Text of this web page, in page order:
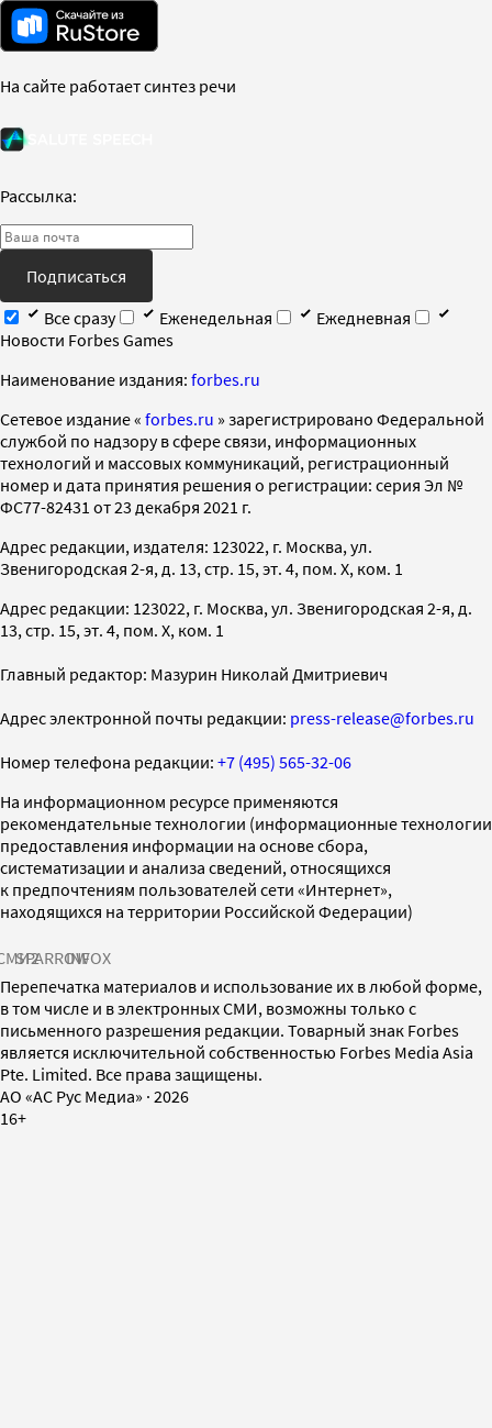
На сайте работает синтез речи
Рассылка:
Подписаться
Все сразу
Еженедельная
Ежедневная
Новости Forbes Games
Наименование издания: forbes.ru
Cетевое издание « forbes.ru » зарегистрировано Федеральной
службой по надзору в сфере связи, информационных
технологий и массовых коммуникаций, регистрационный
номер и дата принятия решения о регистрации: серия Эл №
ФС77-82431 от 23 декабря 2021 г.
Адрес редакции, издателя: 123022, г. Москва, ул.
Звенигородская 2-я, д. 13, стр. 15, эт. 4, пом. X, ком. 1
Адрес редакции: 123022, г. Москва, ул. Звенигородская 2-я, д.
13, стр. 15, эт. 4, пом. X, ком. 1
Главный редактор: Мазурин Николай Дмитриевич
Адрес электронной почты редакции: press-release@forbes.ru
Номер телефона редакции: +7 (495) 565-32-06
На информационном ресурсе применяются
рекомендательные технологии (информационные технологии
предоставления информации на основе сбора,
систематизации и анализа сведений, относящихся
к предпочтениям пользователей сети «Интернет»,
находящихся на территории Российской Федерации)
SPARROWINFOX
Перепечатка материалов и использование их в любой форме,
в том числе и в электронных СМИ, возможны только с
письменного разрешения редакции. Товарный знак Forbes
является исключительной собственностью Forbes Media Asia
Pte. Limited. Все права защищены.
AO «АС Рус Медиа» · 2026
16+